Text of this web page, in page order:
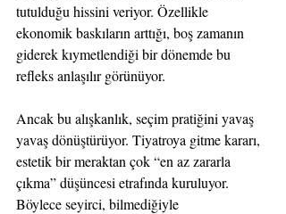
tutulduğu hissini veriyor. Özellikle
ekonomik baskıların arttığı, boş zamanın
giderek kıymetlendiği bir dönemde bu
refleks anlaşılır görünüyor.
Ancak bu alışkanlık, seçim pratiğini yavaş
yavaş dönüştürüyor. Tiyatroya gitme kararı,
estetik bir meraktan çok “en az zararla
çıkma” düşüncesi etrafında kuruluyor.
Böylece seyirci, bilmediğiyle